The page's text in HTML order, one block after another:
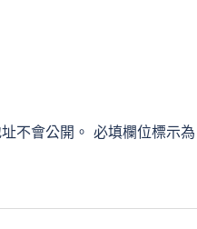
不會公開。 必填欄位標示為